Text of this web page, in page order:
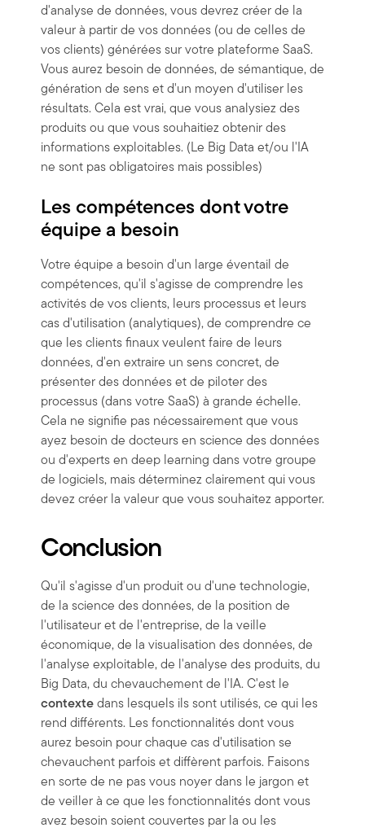
d'analyse de données, vous devrez créer de la
valeur à partir de vos données (ou de celles de
vos clients) générées sur votre plateforme SaaS.
Vous aurez besoin de données, de sémantique, de
génération de sens et d'un moyen d'utiliser les
résultats. Cela est vrai, que vous analysiez des
produits ou que vous souhaitiez obtenir des
informations exploitables. (Le Big Data et/ou l'IA
ne sont pas obligatoires mais possibles)
Les compétences dont votre
équipe a besoin
Votre équipe a besoin d'un large éventail de
compétences, qu'il s'agisse de comprendre les
activités de vos clients, leurs processus et leurs
cas d'utilisation (analytiques), de comprendre ce
que les clients finaux veulent faire de leurs
données, d'en extraire un sens concret, de
présenter des données et de piloter des
processus (dans votre SaaS) à grande échelle.
Cela ne signifie pas nécessairement que vous
ayez besoin de docteurs en science des données
ou d'experts en deep learning dans votre groupe
de logiciels, mais déterminez clairement qui vous
devez créer la valeur que vous souhaitez apporter.
Conclusion
Qu'il s'agisse d'un produit ou d'une technologie,
de la science des données, de la position de
l'utilisateur et de l'entreprise, de la veille
économique, de la visualisation des données, de
l'analyse exploitable, de l'analyse des produits, du
Big Data, du chevauchement de l'IA. C'est le
contexte dans lesquels ils sont utilisés, ce qui les
rend différents. Les fonctionnalités dont vous
aurez besoin pour chaque cas d'utilisation se
chevauchent parfois et diffèrent parfois. Faisons
en sorte de ne pas vous noyer dans le jargon et
de veiller à ce que les fonctionnalités dont vous
avez besoin soient couvertes par la ou les